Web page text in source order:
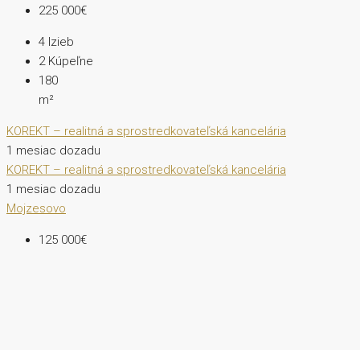
225 000€
4 Izieb
2 Kúpeľne
180
m²
KOREKT – realitná a sprostredkovateľská kancelária
1 mesiac dozadu
KOREKT – realitná a sprostredkovateľská kancelária
1 mesiac dozadu
Mojzesovo
125 000€